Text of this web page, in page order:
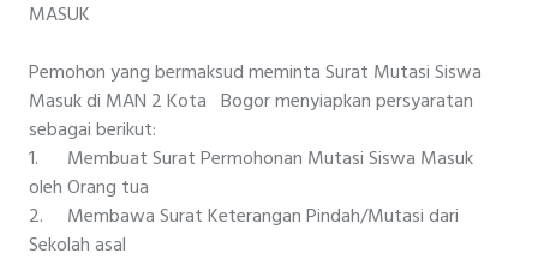
MASUK
Pemohon yang bermaksud meminta Surat Mutasi Siswa
Masuk di MAN 2 Kota Bogor menyiapkan persyaratan
sebagai berikut:
1.
Membuat Surat Permohonan Mutasi Siswa Masuk
oleh Orang tua
2.
Membawa Surat Keterangan Pindah/Mutasi dari
Sekolah asal